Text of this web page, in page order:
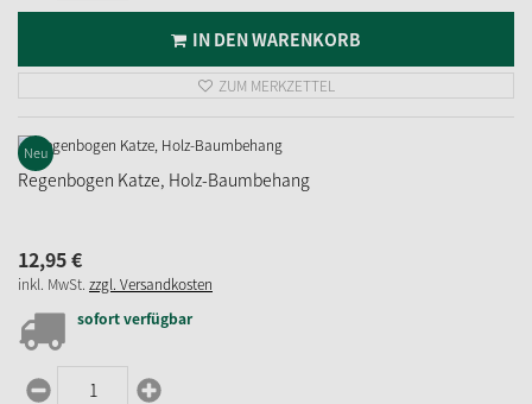
IN DEN WARENKORB
ZUM MERKZETTEL
Neu
Regenbogen Katze, Holz-Baumbehang
12,95€
inkl. MwSt. zzgl. Versandkosten
sofort verfügbar